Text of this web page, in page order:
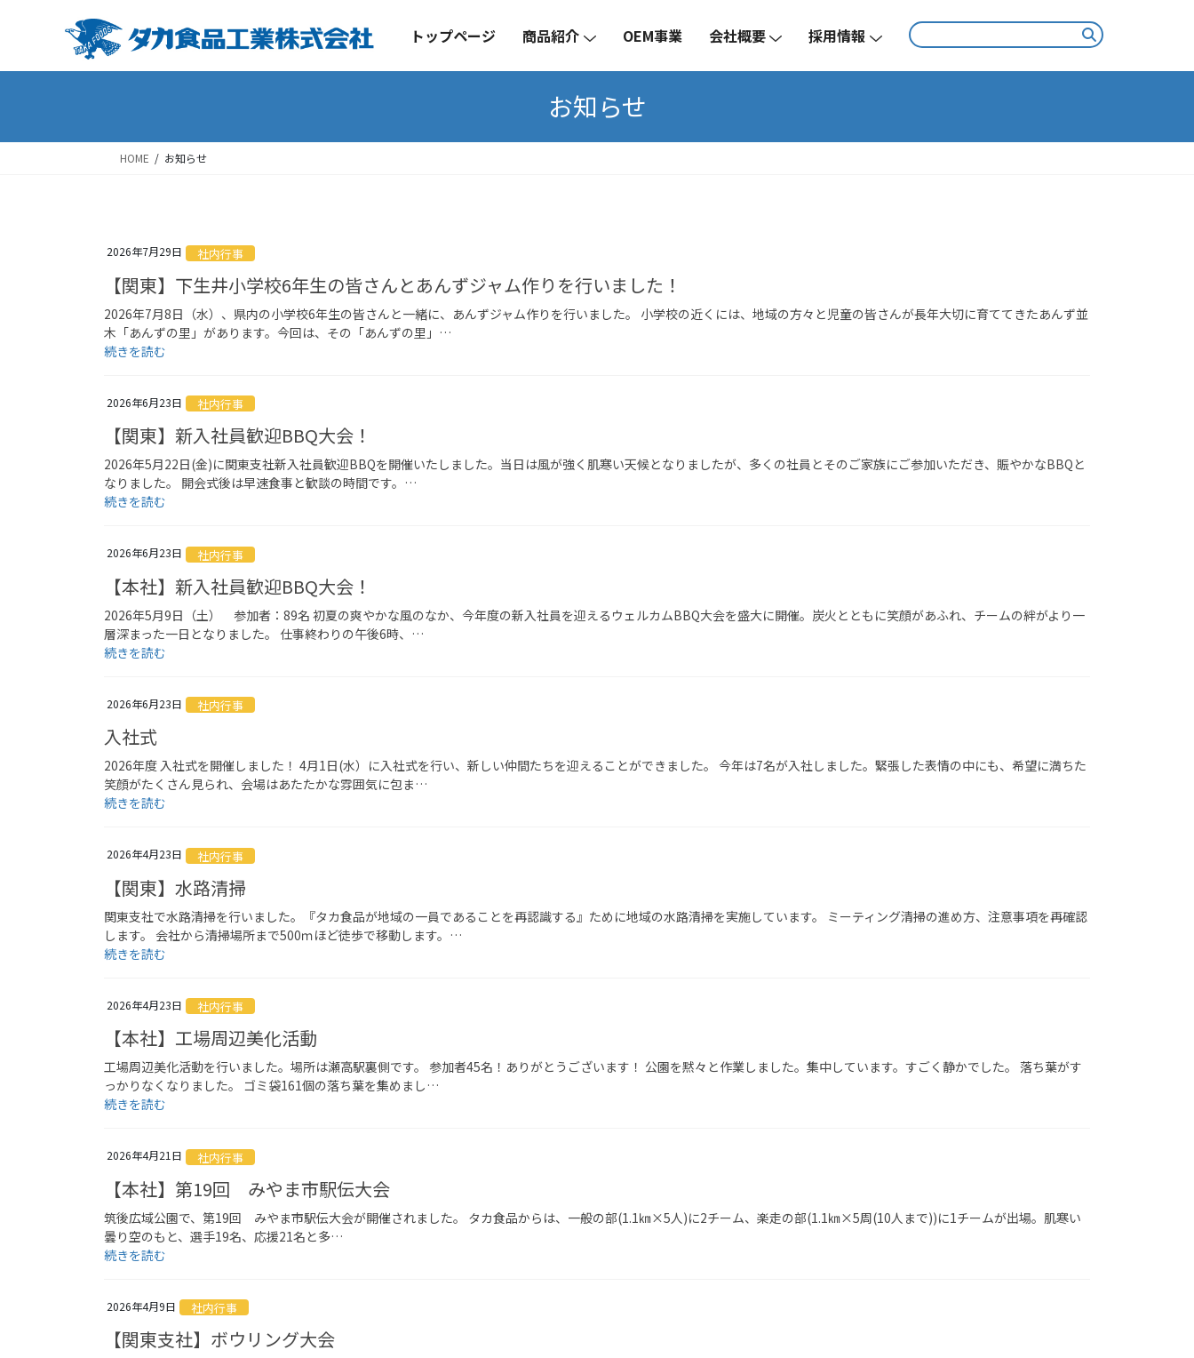
content
Navigation
トップページ 商品紹介 OEM事業 会社概要 採用情報
お知らせ
HOME お知らせ
2026年7月29日 社内行事
【関東】下生井小学校6年生の皆さんとあんずジャム作りを行いました！
2026年7月8日（水）、県内の小学校6年生の皆さんと一緒に、あんずジャム作りを行いました。 小学校の近くには、地域の方々と児童の皆さんが長年大切に育ててきたあんず並
木「あんずの里」があります。今回は、その「あんずの里」…
続きを読む
2026年6月23日 社内行事
【関東】新入社員歓迎BBQ大会！
2026年5月22日(金)に関東支社新入社員歓迎BBQを開催いたしました。当日は風が強く肌寒い天候となりましたが、多くの社員とそのご家族にご参加いただき、賑やかなBBQと
なりました。 開会式後は早速食事と歓談の時間です。…
続きを読む
2026年6月23日 社内行事
【本社】新入社員歓迎BBQ大会！
2026年5月9日（土） 参加者：89名 初夏の爽やかな風のなか、今年度の新入社員を迎えるウェルカムBBQ大会を盛大に開催。炭火とともに笑顔があふれ、チームの絆がより一
層深まった一日となりました。 仕事終わりの午後6時、…
続きを読む
2026年6月23日 社内行事
入社式
2026年度 入社式を開催しました！ 4月1日(水）に入社式を行い、新しい仲間たちを迎えることができました。 今年は7名が入社しました。緊張した表情の中にも、希望に満ちた
笑顔がたくさん見られ、会場はあたたかな雰囲気に包ま…
続きを読む
2026年4月23日 社内行事
【関東】水路清掃
関東支社で水路清掃を行いました。『タカ食品が地域の一員であることを再認識する』ために地域の水路清掃を実施しています。 ミーティング清掃の進め方、注意事項を再確認
します。 会社から清掃場所まで500ｍほど徒歩で移動します。…
続きを読む
2026年4月23日 社内行事
【本社】工場周辺美化活動
工場周辺美化活動を行いました。場所は瀬高駅裏側です。 参加者45名！ありがとうございます！ 公園を黙々と作業しました。集中しています。すごく静かでした。 落ち葉がす
っかりなくなりました。 ゴミ袋161個の落ち葉を集めまし…
続きを読む
2026年4月21日 社内行事
【本社】第19回 みやま市駅伝大会
筑後広域公園で、第19回 みやま市駅伝大会が開催されました。 タカ食品からは、一般の部(1.1㎞×5人)に2チーム、楽走の部(1.1㎞×5周(10人まで))に1チームが出場。肌寒い
曇り空のもと、選手19名、応援21名と多…
続きを読む
2026年4月9日 社内行事
【関東支社】ボウリング大会